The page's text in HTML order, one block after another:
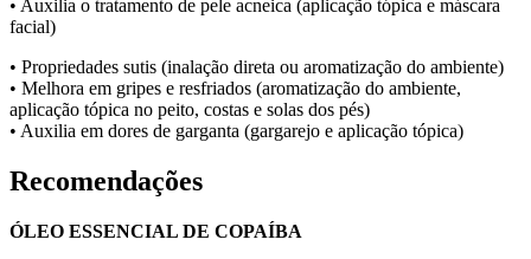
• Auxilia o tratamento de pele acneica (aplicação tópica e máscara
facial)
• Propriedades sutis (inalação direta ou aromatização do ambiente)
• Melhora em gripes e resfriados (aromatização do ambiente,
aplicação tópica no peito, costas e solas dos pés)
• Auxilia em dores de garganta (gargarejo e aplicação tópica)
Recomendações
ÓLEO ESSENCIAL DE COPAÍBA